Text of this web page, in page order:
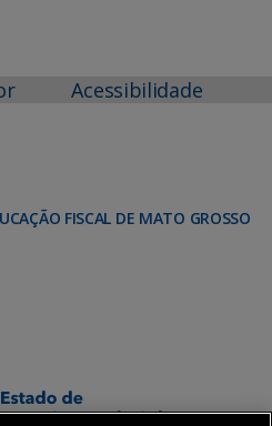
Acessibilidade
FISCAL DE MATO GROSSO